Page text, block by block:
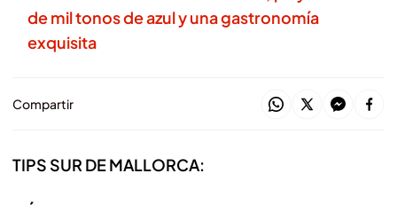
de mil tonos de azul y una gastronomía
exquisita
Compartir
TIPS SUR DE MALLORCA: